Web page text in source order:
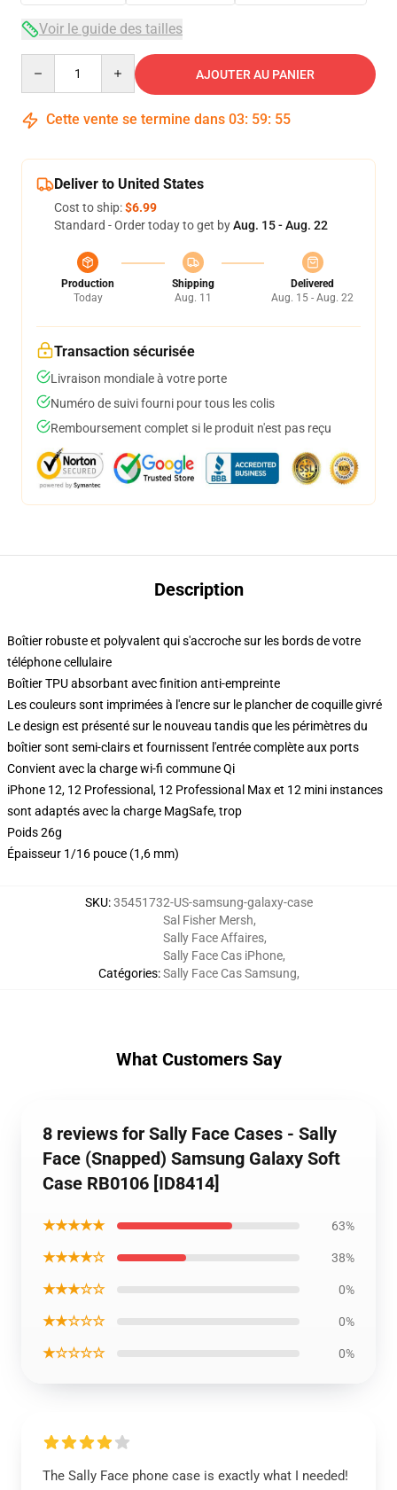
Voir le guide des tailles
AJOUTER AU PANIER
Cette vente se termine dans 03: 59: 54
Deliver to United States
Cost to ship:$6.99
Standard - Order today to get byAug. 15 - Aug. 22
Production
Today
Shipping
Aug. 11
Delivered
Aug. 15 - Aug. 22
Transaction sécurisée
Livraison mondiale à votre porte
Numéro de suivi fourni pour tous les colis
Remboursement complet si le produit n'est pas reçu
Description
Boîtier robuste et polyvalent qui s'accroche sur les bords de votre
téléphone cellulaire
Boîtier TPU absorbant avec finition anti-empreinte
Les couleurs sont imprimées à l'encre sur le plancher de coquille givré
Le design est présenté sur le nouveau tandis que les périmètres du
boîtier sont semi-clairs et fournissent l'entrée complète aux ports
Convient avec la charge wi-fi commune Qi
iPhone 12, 12 Professional, 12 Professional Max et 12 mini instances
sont adaptés avec la charge MagSafe, trop
Poids 26g
Épaisseur 1/16 pouce (1,6 mm)
SKU:35451732-US-samsung-galaxy-case
Catégories:
Sal Fisher Mersh,
Sally Face Affaires,
Sally Face Cas iPhone,
Sally Face Cas Samsung,
What Customers Say
8 reviews for Sally Face Cases - Sally
Face (Snapped) Samsung Galaxy Soft
Case RB0106 [ID8414]
★★★★★ 63%
★★★★☆ 38%
★★★☆☆ 0%
★★☆☆☆ 0%
★☆☆☆☆ 0%
The Sally Face phone case is exactly what I needed!